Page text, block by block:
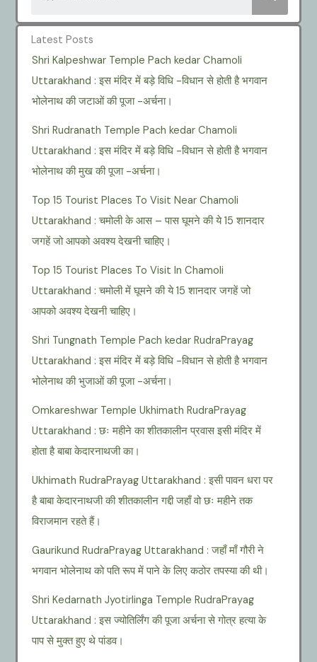
Latest Posts
Shri Kalpeshwar Temple Pach kedar Chamoli
Uttarakhand : इस मंदिर में बड़े विधि -विधान से होती है भगवान
भोलेनाथ की जटाओं की पूजा -अर्चना।
Shri Rudranath Temple Pach kedar Chamoli
Uttarakhand : इस मंदिर में बड़े विधि -विधान से होती है भगवान
भोलेनाथ की मुख की पूजा -अर्चना।
Top 15 Tourist Places To Visit Near Chamoli
Uttarakhand : चमोली के आस – पास घूमने की ये 15 शानदार
जगहें जो आपको अवश्य देखनी चाहिए।
Top 15 Tourist Places To Visit In Chamoli
Uttarakhand : चमोली में घूमने की ये 15 शानदार जगहें जो
आपको अवश्य देखनी चाहिए।
Shri Tungnath Temple Pach kedar RudraPrayag
Uttarakhand : इस मंदिर में बड़े विधि -विधान से होती है भगवान
भोलेनाथ की भुजाओं की पूजा -अर्चना।
Omkareshwar Temple Ukhimath RudraPrayag
Uttarakhand : छः महीने का शीतकालीन प्रवास इसी मंदिर में
होता है बाबा केदारनाथजी का।
Ukhimath RudraPrayag Uttarakhand : इसी पावन धरा पर
है बाबा केदारनाथजी की शीतकालीन गद्दी जहाँ वो छः महीने तक
विराजमान रहते हैं।
Gaurikund RudraPrayag Uttarakhand : जहाँ माँ गौरी ने
भगवान भोलेनाथ को पति रूप में पाने के लिए कठोर तपस्या की थी।
Shri Kedarnath Jyotirlinga Temple RudraPrayag
Uttarakhand : इस ज्योतिर्लिंग की पूजा अर्चना से गोत्र हत्या के
पाप से मुक्त हुए थे पांडव।